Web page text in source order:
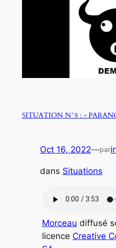
SITUATION N°8 : «
Oct 16, 2022—par
dans Situations
Morceau diffusé
licence Creative